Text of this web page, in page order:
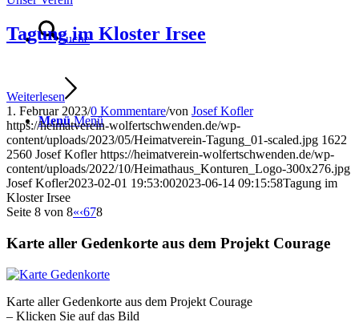
Suche
Menü Menü
Tagung im Kloster Irsee
Weiterlesen
1. Februar 2023/0 Kommentare/von Josef Kofler
https://heimatverein-wolfertschwenden.de/wp-
content/uploads/2023/05/Heimatverein-Tagung_01-scaled.jpg 1622
2560 Josef Kofler https://heimatverein-wolfertschwenden.de/wp-
content/uploads/2022/10/Heimathaus_Konturen_Logo-300x276.jpg
Josef Kofler2023-02-01 19:53:002023-06-14 09:15:58Tagung im
Kloster Irsee
Seite 8 von 8«‹678
Karte aller Gedenkorte aus dem Projekt Courage
Karte aller Gedenkorte aus dem Projekt Courage
– Klicken Sie auf das Bild